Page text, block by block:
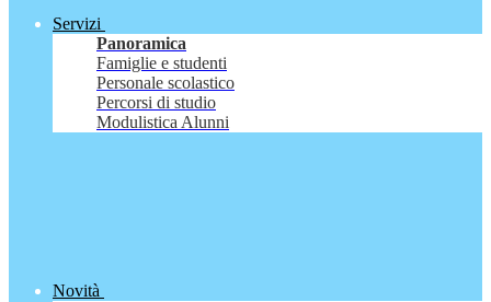
Servizi
Panoramica
Famiglie e studenti
Personale scolastico
Percorsi di studio
Modulistica Alunni
Novità